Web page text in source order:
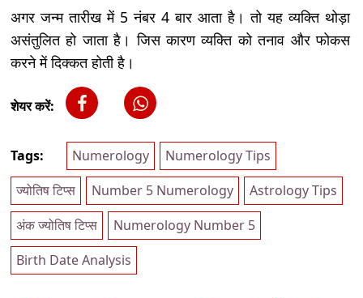
अगर जन्म तारीख में 5 नंबर 4 बार आता है। तो यह व्यक्ति थोड़ा
असंतुलित हो जाता है। जिस कारण व्यक्ति को तनाव और फोकस
करने में दिक्कत होती है।
शेयर करें:
Tags: Numerology
Numerology Tips
ज्योतिष टिप्स
Number 5 Numerology
Astrology Tips
अंक ज्योतिष टिप्स
Numerology Number 5
Birth Date Analysis